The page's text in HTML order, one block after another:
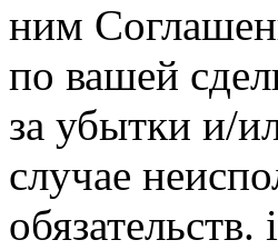
ним
по вашей
за убытки и/
случае